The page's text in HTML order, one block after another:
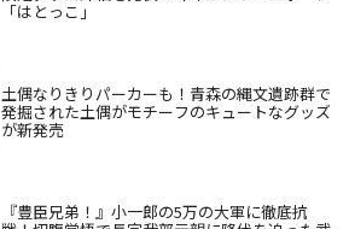
「はとっこ」
土偶なりきりパーカーも！青森の縄文遺跡群で
発掘された土偶がモチーフのキュートなグッズ
が新発売
『豊臣兄弟！』小一郎の5万の大軍に徹底抗